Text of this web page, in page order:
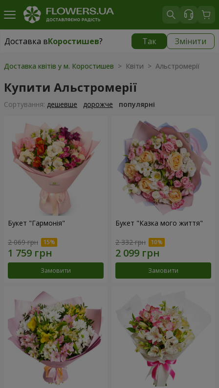
Доставка вКоростишев? Так Змінити
Доставка вКоростишев| безкоштовно
Доставка квітів у м. Коростишев > Квіти > Альстромерії
Купити Альстромерії
Сортування: дешевше дорожче популярні
Букет "Гармонія"
2 069 грн
Замовити
Букет "Казка мого життя"
2 332 грн
Замовити